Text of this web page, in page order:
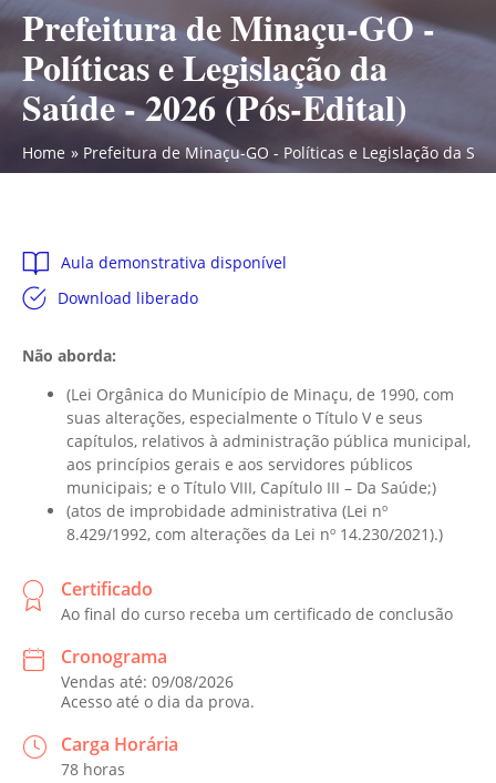
Prefeitura de Minaçu-GO -
Políticas e Legislação da
Saúde - 2026 (Pós-Edital)
Home Prefeitura de Minaçu-GO - Políticas e Legislação da
Aula demonstrativa disponível
Download liberado
Não aborda:
(Lei Orgânica do Município de Minaçu, de 1990, com
suas alterações, especialmente o Título V e seus
capítulos, relativos à administração pública municipal,
aos princípios gerais e aos servidores públicos
municipais; e o Título VIII, Capítulo III – Da Saúde;)
(atos de improbidade administrativa (Lei nº
8.429/1992, com alterações da Lei nº 14.230/2021).)
Certificado
Ao final do curso receba um certificado de conclusão
Cronograma
Vendas até: 09/08/2026
Acesso até o dia da prova.
Carga Horária
78 horas